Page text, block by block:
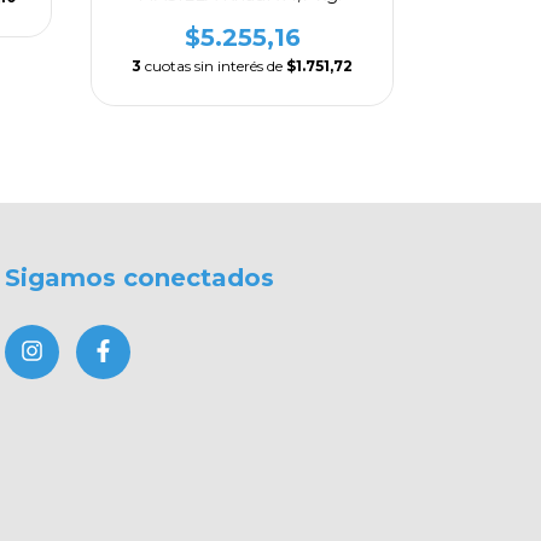
$5.255,16
3 cuotas sin interés de $1.751,72
Sigamos conectados